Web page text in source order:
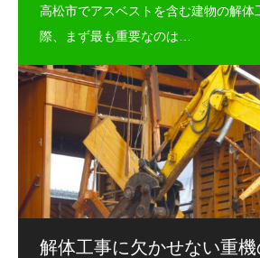
解体工事に欠かせない重機